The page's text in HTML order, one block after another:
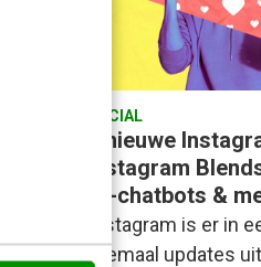
SOCIAL
6 nieuwe
Instagram
AI-chatbots &
Instagram is er in
allemaal updates